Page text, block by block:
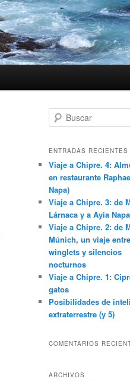
u
c
r
ENTRADAS RECIENTES
Viaje a Chipre. 4:
en restaurante
Napa)
Viaje a Chipre. 3: de
Lárnaca y a Ayia Napa
Viaje a Chipre. 2: de
Múnich, un viaje entre
winglets y silencios
nocturnos
Viaje a Chipre. 1:
gatos
Posibilidades de
extraterrestre (y 5)
COMENTARIOS
ARCHIVOS